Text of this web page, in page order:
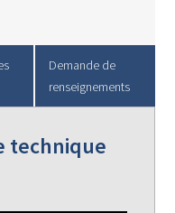
Demande de
renseignements
technique